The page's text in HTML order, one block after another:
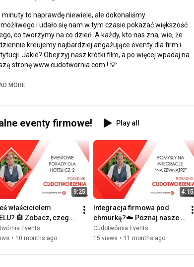
minuty to naprawdę niewiele, ale dokonaliśmy
i udało się nam w tym czasie pokazać większość
co tworzymy na co dzień. A każdy, kto nas zna, wie, że
kreujemy najbardziej angażujące eventy dla firm i
Jakie? Obejrzyj nasz krótki film, a po więcej wpadaj na
stronę www.cudotwornia.com ! 💡
zobaczenia na eventach!
http://www.cudotwornia.com 💡
📷 IG: https://www.instagram.com/cudotwornia...
MORE
eventy firmowe! Play all
9:25
właścicielem
🏨 Zobacz, czego
podczas
eventu!💡Eventy
Events
• 10 months ago
4:15
Integracja firmowa pod
chmurką?☁️ Poznaj nasze
pomysły!💡 CudoPoradnik -
pokazujemy eventy od
Cudotwórnia Events
15 views • 11 months ago